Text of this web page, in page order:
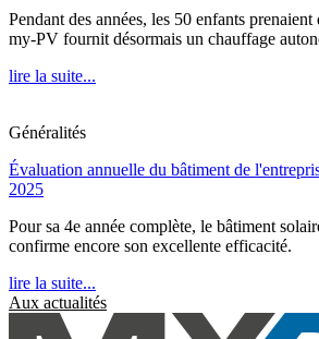
Pendant des années, les 50 enfants
my-PV fournit désormais un chauffage
lire la suite...
Généralités
Évaluation annuelle du bâtiment de
2025
Pour sa 4e année complète, le bâtiment
confirme encore son excellente efficacité.
lire la suite...
Aux actualités